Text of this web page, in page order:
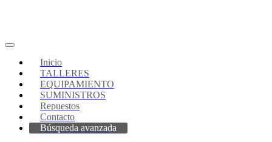
Toggle
navigationInicio
TALLERES
EQUIPAMIENTO
SUMINISTROS
Repuestos
Contacto
Búsqueda avanzada